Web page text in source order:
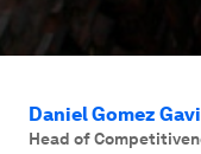
Daniel Gomez
Head of